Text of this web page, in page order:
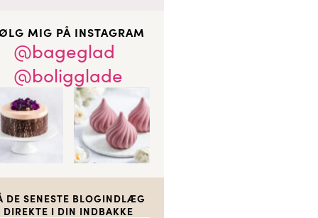
MIG PÅ INSTAGRAM
@bageglad
@boligglade
DE SENESTE BLOGINDLÆG
DIREKTE I DIN INDBAKKE